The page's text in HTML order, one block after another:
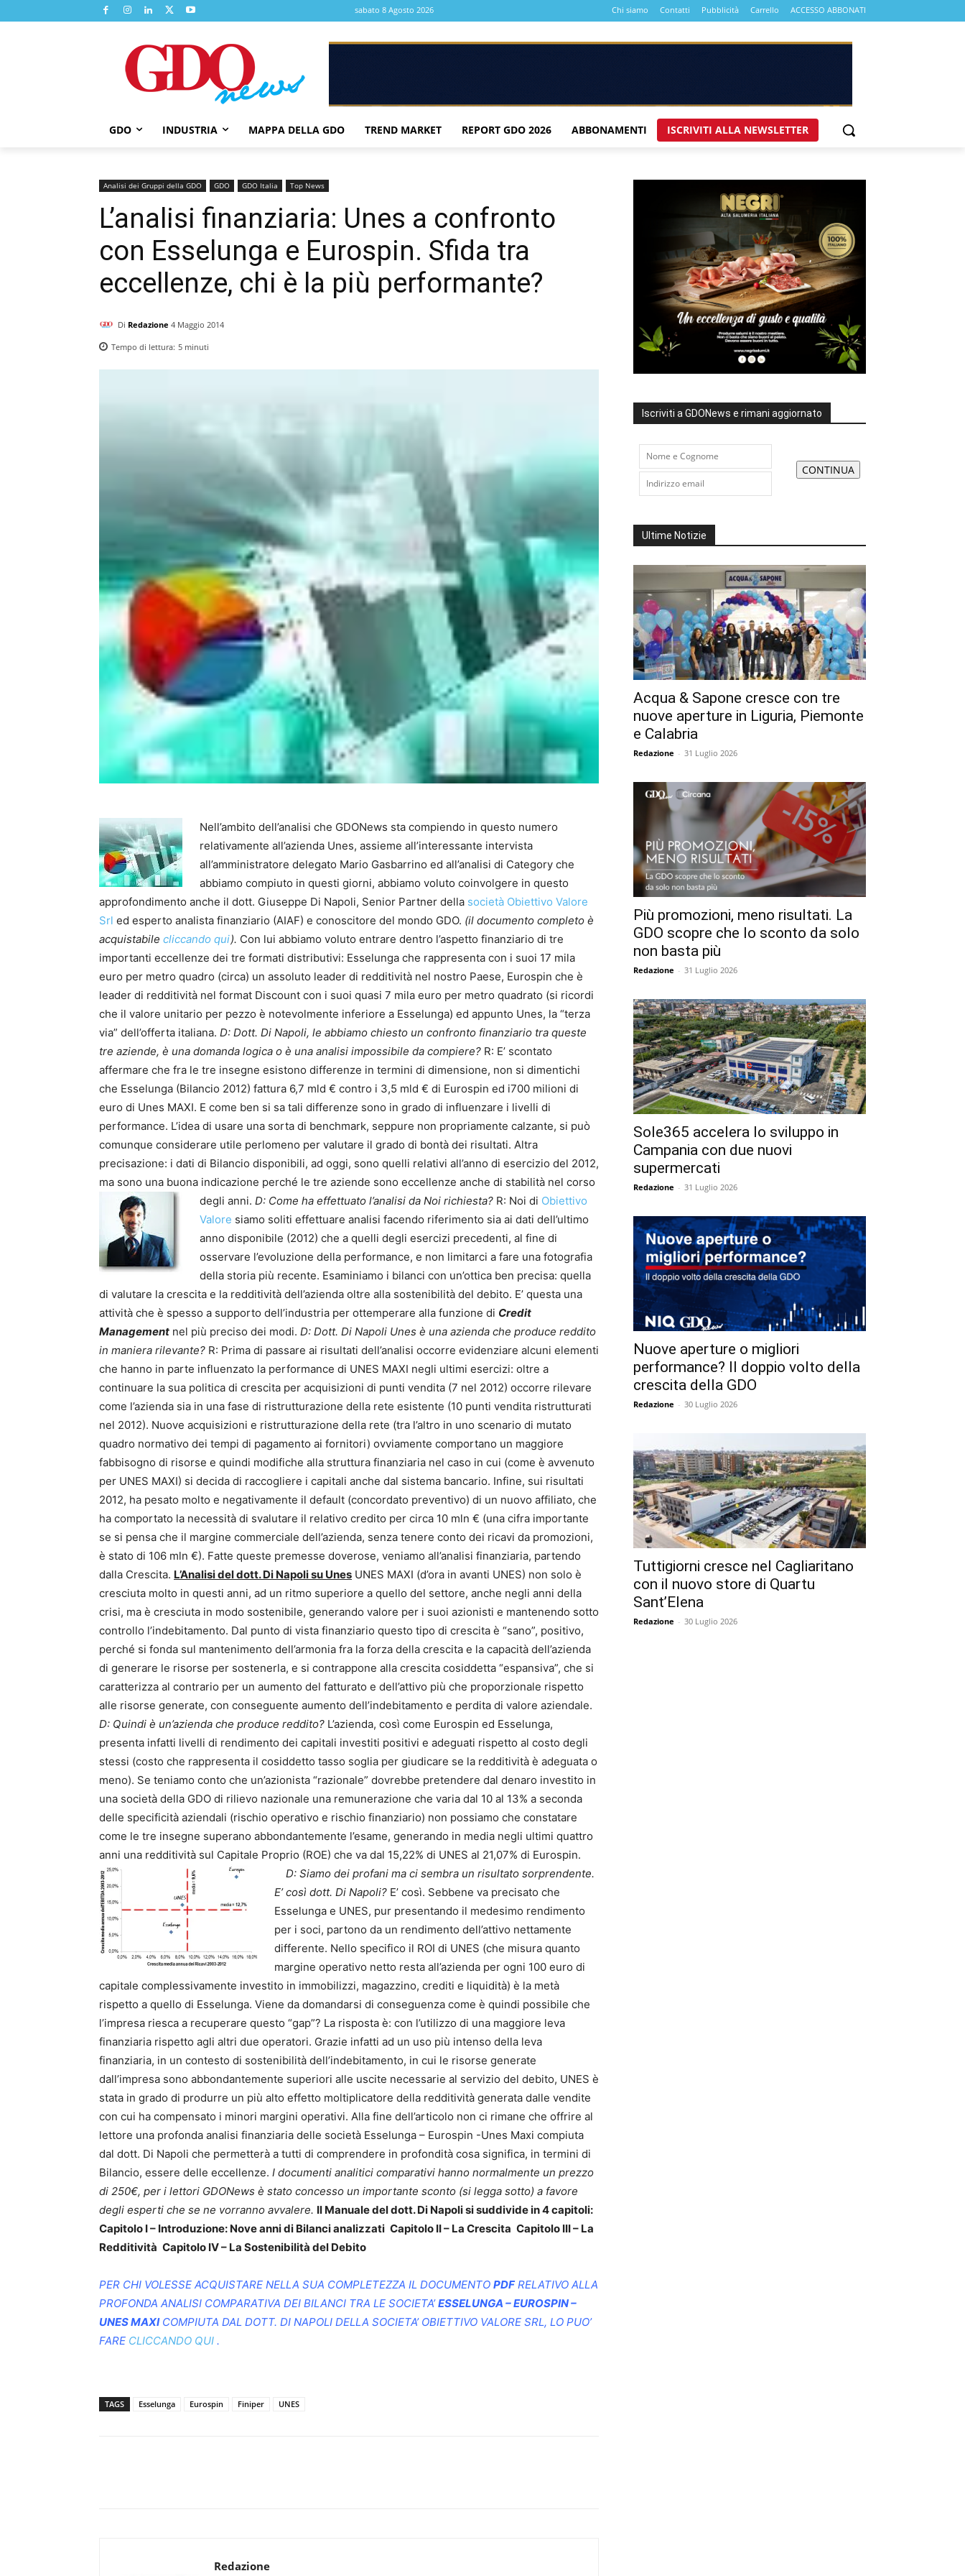
sabato 8 Agosto 2026 Chi siamo Contatti Pubblicità Carrello ACCESSO ABBONATI
GDO INDUSTRIA MAPPA DELLA GDO TREND MARKET REPORT GDO 2026 ABBONAMENTI ISCRIVITI ALLA NEWSLETTER
Analisi dei Gruppi della GDO GDO GDO Italia Top News
L’analisi finanziaria: Unes a confronto
con Esselunga e Eurospin. Sfida tra
eccellenze, chi è la più performante?
Di Redazione 4 Maggio 2014
Tempo di lettura: 5 minuti
Nell’ambito dell’analisi che GDONews sta compiendo in questo numero
relativamente all’azienda Unes, assieme all’interessante intervista
all’amministratore delegato Mario Gasbarrino ed all’analisi di Category che
abbiamo compiuto in questi giorni, abbiamo voluto coinvolgere in questo
approfondimento anche il dott. Giuseppe Di Napoli, Senior Partner della società Obiettivo Valore
Srl ed esperto analista finanziario (AIAF) e conoscitore del mondo GDO. (il documento completo è
acquistabile cliccando qui). Con lui abbiamo voluto entrare dentro l’aspetto finanziario di tre
importanti eccellenze dei tre formati distributivi: Esselunga che rappresenta con i suoi 17 mila
euro per metro quadro (circa) un assoluto leader di redditività nel nostro Paese, Eurospin che è
leader di redditività nel format Discount con i suoi quasi 7 mila euro per metro quadrato (si ricordi
che il valore unitario per pezzo è notevolmente inferiore a Esselunga) ed appunto Unes, la “terza
via” dell’offerta italiana. D: Dott. Di Napoli, le abbiamo chiesto un confronto finanziario tra queste
tre aziende, è una domanda logica o è una analisi impossibile da compiere? R: E’ scontato
affermare che fra le tre insegne esistono differenze in termini di dimensione, non si dimentichi
che Esselunga (Bilancio 2012) fattura 6,7 mld € contro i 3,5 mld € di Eurospin ed i700 milioni di
euro di Unes MAXI. E come ben si sa tali differenze sono in grado di influenzare i livelli di
performance. L’idea di usare una sorta di benchmark, seppure non propriamente calzante, si può
comunque considerare utile perlomeno per valutare il grado di bontà dei risultati. Altra
precisazione: i dati di Bilancio disponibili, ad oggi, sono quelli relativi all’anno di esercizio del 2012,
ma sono una buona indicazione perché le tre aziende sono eccellenze anche di stabilità nel corso
degli anni. D: Come ha effettuato l’analisi da Noi richiesta? R: Noi di Obiettivo
Valore siamo soliti effettuare analisi facendo riferimento sia ai dati dell’ultimo
anno disponibile (2012) che a quelli degli esercizi precedenti, al fine di
osservare l’evoluzione della performance, e non limitarci a fare una fotografia
della storia più recente. Esaminiamo i bilanci con un’ottica ben precisa: quella
di valutare la crescita e la redditività dell’azienda oltre alla sostenibilità del debito. E’ questa una
attività che è spesso a supporto dell’industria per ottemperare alla funzione di Credit
Management nel più preciso dei modi. D: Dott. Di Napoli Unes è una azienda che produce reddito
in maniera rilevante? R: Prima di passare ai risultati dell’analisi occorre evidenziare alcuni elementi
che hanno in parte influenzato la performance di UNES MAXI negli ultimi esercizi: oltre a
continuare la sua politica di crescita per acquisizioni di punti vendita (7 nel 2012) occorre rilevare
come l’azienda sia in una fase di ristrutturazione della rete esistente (10 punti vendita ristrutturati
nel 2012). Nuove acquisizioni e ristrutturazione della rete (tra l’altro in uno scenario di mutato
quadro normativo dei tempi di pagamento ai fornitori) ovviamente comportano un maggiore
fabbisogno di risorse e quindi modifiche alla struttura finanziaria nel caso in cui (come è avvenuto
per UNES MAXI) si decida di raccogliere i capitali anche dal sistema bancario. Infine, sui risultati
2012, ha pesato molto e negativamente il default (concordato preventivo) di un nuovo affiliato, che
ha comportato la necessità di svalutare il relativo credito per circa 10 mln € (una cifra importante
se si pensa che il margine commerciale dell’azienda, senza tenere conto dei ricavi da promozioni,
è stato di 106 mln €). Fatte queste premesse doverose, veniamo all’analisi finanziaria, partendo
dalla Crescita. L’Analisi del dott. Di Napoli su Unes UNES MAXI (d’ora in avanti UNES) non solo è
cresciuta molto in questi anni, ad un ritmo superiore a quello del settore, anche negli anni della
crisi, ma è cresciuta in modo sostenibile, generando valore per i suoi azionisti e mantenendo sotto
controllo l’indebitamento. Dal punto di vista finanziario questo tipo di crescita è “sano”, positivo,
perché si fonda sul mantenimento dell’armonia fra la forza della crescita e la capacità dell’azienda
di generare le risorse per sostenerla, e si contrappone alla crescita cosiddetta “espansiva”, che si
caratterizza al contrario per un aumento del fatturato e dell’attivo più che proporzionale rispetto
alle risorse generate, con conseguente aumento dell’indebitamento e perdita di valore aziendale.
D: Quindi è un’azienda che produce reddito? L’azienda, così come Eurospin ed Esselunga,
presenta infatti livelli di rendimento dei capitali investiti positivi e adeguati rispetto al costo degli
stessi (costo che rappresenta il cosiddetto tasso soglia per giudicare se la redditività è adeguata o
meno). Se teniamo conto che un’azionista “razionale” dovrebbe pretendere dal denaro investito in
una società della GDO di rilievo nazionale una remunerazione che varia dal 10 al 13% a seconda
delle specificità aziendali (rischio operativo e rischio finanziario) non possiamo che constatare
come le tre insegne superano abbondantemente l’esame, generando in media negli ultimi quattro
anni una redditività sul Capitale Proprio (ROE) che va dal 15,22% di UNES al 21,07% di Eurospin.
D: Siamo dei profani ma ci sembra un risultato sorprendente.
E’ così dott. Di Napoli? E’ così. Sebbene va precisato che
Esselunga e UNES, pur presentando il medesimo rendimento
per i soci, partono da un rendimento dell’attivo nettamente
differente. Nello specifico il ROI di UNES (che misura quanto
margine operativo netto resta all’azienda per ogni 100 euro di
capitale complessivamente investito in immobilizzi, magazzino, crediti e liquidità) è la metà
rispetto a quello di Esselunga. Viene da domandarsi di conseguenza come è quindi possibile che
l’impresa riesca a recuperare questo “gap”? La risposta è: con l’utilizzo di una maggiore leva
finanziaria rispetto agli altri due operatori. Grazie infatti ad un uso più intenso della leva
finanziaria, in un contesto di sostenibilità dell’indebitamento, in cui le risorse generate
dall’impresa sono abbondantemente superiori alle uscite necessarie al servizio del debito, UNES è
stata in grado di produrre un più alto effetto moltiplicatore della redditività generata dalle vendite
con cui ha compensato i minori margini operativi. Alla fine dell’articolo non ci rimane che offrire al
lettore una profonda analisi finanziaria delle società Esselunga – Eurospin -Unes Maxi compiuta
dal dott. Di Napoli che permetterà a tutti di comprendere in profondità cosa significa, in termini di
Bilancio, essere delle eccellenze. I documenti analitici comparativi hanno normalmente un prezzo
di 250€, per i lettori GDONews è stato concesso un importante sconto (si legga sotto) a favore
degli esperti che se ne vorranno avvalere. Il Manuale del dott. Di Napoli si suddivide in 4 capitoli:
Capitolo I – Introduzione: Nove anni di Bilanci analizzati Capitolo II – La Crescita Capitolo III – La
Redditività Capitolo IV – La Sostenibilità del Debito
PER CHI VOLESSE ACQUISTARE NELLA SUA COMPLETEZZA IL DOCUMENTO PDFRELATIVO ALLA
PROFONDA ANALISI COMPARATIVA DEI BILANCI TRA LE SOCIETA’ESSELUNGA – EUROSPIN –
UNES MAXICOMPIUTA DAL DOTT. DI NAPOLI DELLA SOCIETA’ OBIETTIVO VALORE SRL, LO PUO’
FARE CLICCANDO QUI .
TAGS Esselunga Eurospin Finiper UNES
Redazione
Iscriviti a GDONews e rimani aggiornato
Ultime Notizie
Acqua & Sapone cresce con tre
nuove aperture in Liguria, Piemonte
e Calabria
Redazione - 31 Luglio 2026
Più promozioni, meno risultati. La
GDO scopre che lo sconto da solo
non basta più
Redazione - 31 Luglio 2026
Sole365 accelera lo sviluppo in
Campania con due nuovi
supermercati
Redazione - 31 Luglio 2026
Nuove aperture o migliori
performance? Il doppio volto della
crescita della GDO
Redazione - 30 Luglio 2026
Tuttigiorni cresce nel Cagliaritano
con il nuovo store di Quartu
Sant’Elena
Redazione - 30 Luglio 2026